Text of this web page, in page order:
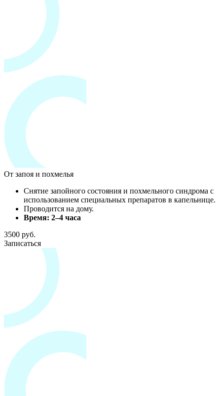
От запоя и похмелья
Снятие запойного состояния и похмельного синдрома с
использованием специальных препаратов в капельнице.
Проводится на дому.
Время: 2–4 часа
3500 руб.
Записаться